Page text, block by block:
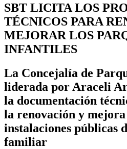
SBT LICITA LOS
TÉCNICOS PARA
MEJORAR LOS
INFANTILES
La Concejalía de
liderada por Araceli
la documentación
la renovación y mejora
instalaciones públicas
familiar